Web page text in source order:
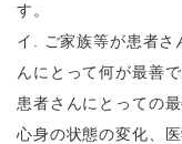
す。
イ
ご家族等が患者
んにとって何が最善
患者さんにとっての
心身の状態の変化、